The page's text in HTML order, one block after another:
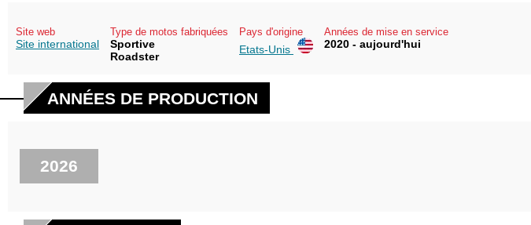
Site web
Site international
Type de motos fabriquées
Sportive
Roadster
Pays d'origine
Etats-Unis
Années de mise en service
2020 - aujourd'hui
ANNÉES DE PRODUCTION
2026